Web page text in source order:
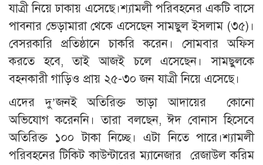
যাত্রী নিয়ে ঢাকায় এসেছে।শ্যামলী পরিবহনের একটি বাসে
পাবনার ভেড়ামারা থেকে এসেছেন সামছুল ইসলাম (৩৫)।
বেসরকারি প্রতিষ্ঠানে চাকরি করেন। সোমবার অফিস
করতে হবে, তাই আজই চলে এসেছেন। সামছুলকে
বহনকারী গাড়িও প্রায় ২৫-৩০ জন যাত্রী নিয়ে এসেছে।
এদের দু’জনই অতিরিক্ত ভাড়া আদায়ের কোনো
অভিযোগ করেননি। তারা বলছেন, ঈদ বোনাস হিসেবে
অতিরিক্ত ১০০ টাকা নিচ্ছে। এটা নিতে পারে।শ্যামলী
পরিবহনের টিকিট কাউন্টারের ম্যানেজার রেজাউল করিম